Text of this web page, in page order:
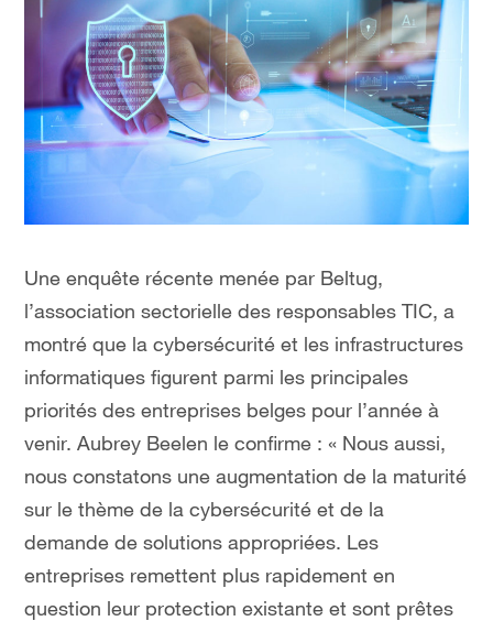
Une enquête récente menée par Beltug,
l’association sectorielle des responsables TIC, a
montré que la cybersécurité et les infrastructures
informatiques figurent parmi les principales
priorités des entreprises belges pour l’année à
venir. Aubrey Beelen le confirme : « Nous aussi,
nous constatons une augmentation de la maturité
sur le thème de la cybersécurité et de la
demande de solutions appropriées. Les
entreprises remettent plus rapidement en
question leur protection existante et sont prêtes